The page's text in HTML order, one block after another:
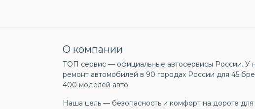
О компании
ТОП сервис — официальные автосервисы России. У
ремонт автомобилей в 90 городах России для 45
400 моделей авто.
Наша цель — безопасность и комфорт на дороге для